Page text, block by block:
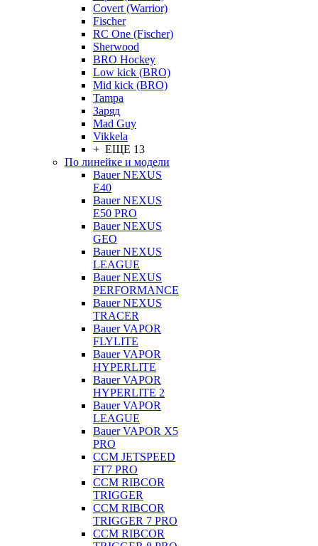
Covert (Warrior)
Fischer
RC One (Fischer)
Sherwood
BRO Hockey
Low kick (BRO)
Mid kick (BRO)
Tampa
Заряд
Mad Guy
Vikkela
+ ЕЩЕ 13
По линейке и модели
Bauer NEXUS
E40
Bauer NEXUS
E50 PRO
Bauer NEXUS
GEO
Bauer NEXUS
LEAGUE
Bauer NEXUS
PERFORMANCE
Bauer NEXUS
TRACER
Bauer VAPOR
FLYLITE
Bauer VAPOR
HYPERLITE
Bauer VAPOR
HYPERLITE 2
Bauer VAPOR
LEAGUE
Bauer VAPOR X5
PRO
CCM JETSPEED
FT7 PRO
CCM RIBCOR
TRIGGER
CCM RIBCOR
TRIGGER 7 PRO
CCM RIBCOR